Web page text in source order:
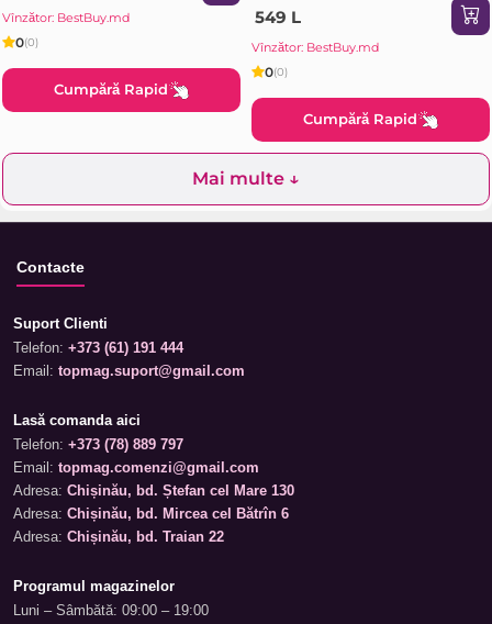
Vînzător: BestBuy.md
0(0)
Cumpără Rapid
549 L
Vînzător: BestBuy.md
0(0)
Cumpără Rapid
Mai multe ↓
Contacte
Suport Clienti
Telefon: +373 (61) 191 444
Email: topmag.suport@gmail.com
Lasă comanda aici
Telefon: +373 (78) 889 797
Email: topmag.comenzi@gmail.com
Adresa: Chișinău, bd. Ștefan cel Mare 130
Adresa: Chișinău, bd. Mircea cel Bătrîn 6
Adresa: Chișinău, bd. Traian 22
Programul magazinelor
Luni – Sâmbătă: 09:00 – 19:00